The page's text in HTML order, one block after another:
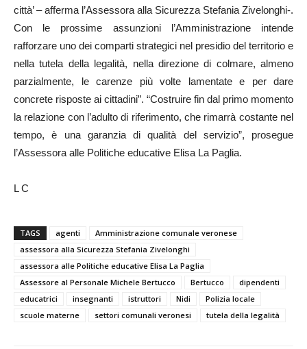
città’ – afferma l’Assessora alla Sicurezza Stefania Zivelonghi-.
Con le prossime assunzioni l’Amministrazione intende
rafforzare uno dei comparti strategici nel presidio del territorio e
nella tutela della legalità, nella direzione di colmare, almeno
parzialmente, le carenze più volte lamentate e per dare
concrete risposte ai cittadini”. “Costruire fin dal primo momento
la relazione con l’adulto di riferimento, che rimarrà costante nel
tempo, è una garanzia di qualità del servizio”, prosegue
l’Assessora alle Politiche educative Elisa La Paglia.
L C
TAGS agenti
Amministrazione comunale veronese
assessora alla Sicurezza Stefania Zivelonghi
assessora alle Politiche educative Elisa La Paglia
Assessore al Personale Michele Bertucco
Bertucco
dipendenti
educatrici
insegnanti istruttori Nidi
Polizia locale
scuole materne
settori comunali veronesi tutela della legalità